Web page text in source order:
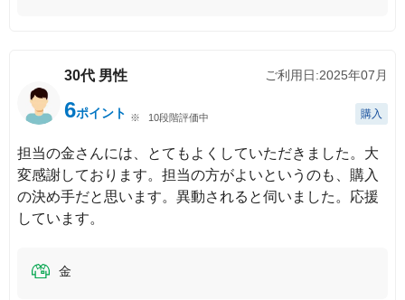
30代 男性 ご利用日:2025年07月
6ポイント 10段階評価中 購入
担当の金さんには、とてもよくしていただきました。大
変感謝しております。担当の方がよいというのも、購入
の決め手だと思います。異動されると伺いました。応援
しています。
金